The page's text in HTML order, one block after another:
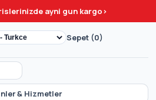
ayni gun kargo>
& Hizmetler
Sepet (0)